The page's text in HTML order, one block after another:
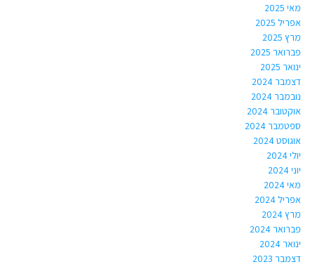
מאי 2025
אפריל 2025
מרץ 2025
פברואר 2025
ינואר 2025
דצמבר 2024
נובמבר 2024
אוקטובר 2024
ספטמבר 2024
אוגוסט 2024
יולי 2024
יוני 2024
מאי 2024
אפריל 2024
מרץ 2024
פברואר 2024
ינואר 2024
דצמבר 2023